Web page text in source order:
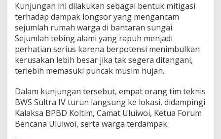
i
m
Kunjungan ini dilakukan sebagai bentuk mitigasi
terhadap dampak longsor yang mengancam
sejumlah rumah warga di bantaran sungai.
Sejumlah tebing alami yang rapuh menjadi
perhatian serius karena berpotensi menimbulkan
kerusakan lebih besar jika tak segera ditangani,
terlebih memasuki puncak musim hujan.
Dalam kunjungan tersebut, empat orang tim teknis
BWS Sultra IV turun langsung ke lokasi, didampingi
Kalaksa BPBD Koltim, Camat Uluiwoi, Ketua Forum
Bencana Uluiwoi, serta warga terdampak.